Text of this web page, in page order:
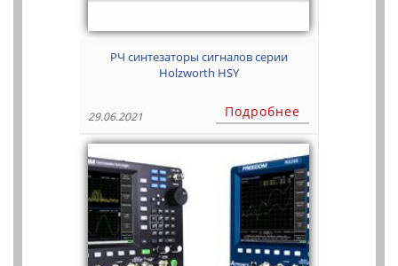
РЧ синтезаторы сигналов серии
Holzworth HSY
29.06.2021 Подробнее